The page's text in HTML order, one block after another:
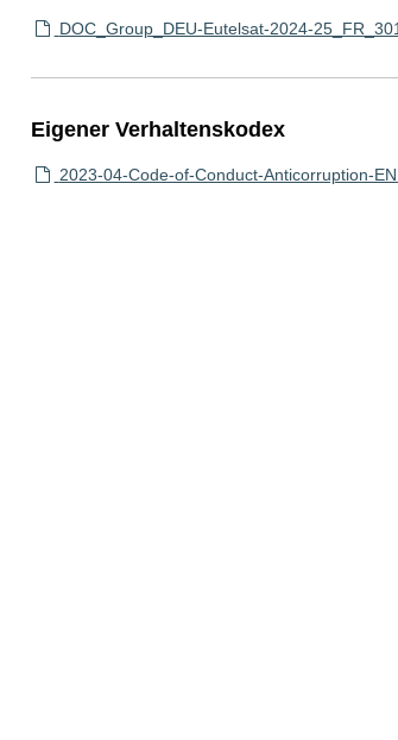
DOC_Group_DEU-Eutelsat-2024-
Eigener Verhaltenskodex
2023-04-Code-of-Conduct-Anticorruption-